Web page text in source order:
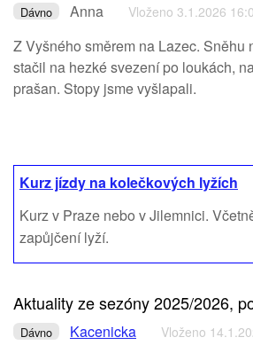
Dávno Anna Vloženo 3.1.2026
Z Vyšného směrem na Lazec. Sněhu
stačil na hezké svezení po loukách,
prašan. Stopy jsme vyšlapali.
Kurz jízdy na kolečkových lyžích
Kurz v Praze nebo v Jilemnici.
zapůjčení lyží.
Aktuality ze sezóny 2025/2026,
Dávno Kacenicka Vloženo